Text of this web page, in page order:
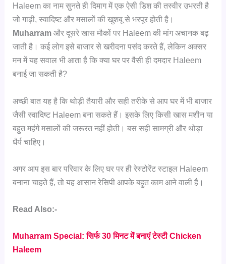
Haleem का नाम सुनते ही दिमाग में एक ऐसी डिश की तस्वीर उभरती है
जो गाढ़ी, स्वादिष्ट और मसालों की खुशबू से भरपूर होती है।
Muharram और दूसरे खास मौकों पर Haleem की मांग अचानक बढ़
जाती है। कई लोग इसे बाजार से खरीदना पसंद करते हैं, लेकिन अक्सर
मन में यह सवाल भी आता है कि क्या घर पर वैसी ही दमदार Haleem
बनाई जा सकती है?
अच्छी बात यह है कि थोड़ी तैयारी और सही तरीके से आप घर में भी बाजार
जैसी स्वादिष्ट Haleem बना सकते हैं। इसके लिए किसी खास मशीन या
बहुत महंगे मसालों की जरूरत नहीं होती। बस सही सामग्री और थोड़ा
धैर्य चाहिए।
अगर आप इस बार परिवार के लिए घर पर ही रेस्टोरेंट स्टाइल Haleem
बनाना चाहते हैं, तो यह आसान रेसिपी आपके बहुत काम आने वाली है।
Read Also:-
Muharram Special: सिर्फ 30 मिनट में बनाएं टेस्टी Chicken
Haleem